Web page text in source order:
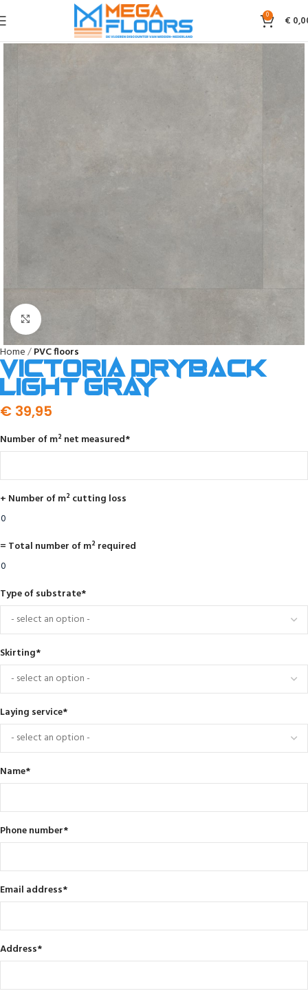
0 €
Home PVC floors
Victoria dryback
light gray
€ 39,95
Number of m² net measured*
+ Number of m² cutting loss
= Total number of m² required
Type of substrate*
Skirting*
Laying service*
Name*
Phone number*
Email address*
Address*
Click to enlarge